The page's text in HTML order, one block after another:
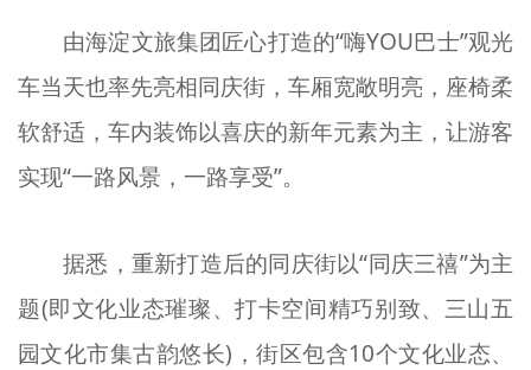
由海淀文旅集团匠心打造的“嗨YOU巴士”观光
车当天也率先亮相同庆街，车厢宽敞明亮，座椅柔
软舒适，车内装饰以喜庆的新年元素为主，让游客
实现“一路风景，一路享受”。
据悉，重新打造后的同庆街以“同庆三禧”为主
题(即文化业态璀璨、打卡空间精巧别致、三山五
园文化市集古韵悠长)，街区包含10个文化业态、